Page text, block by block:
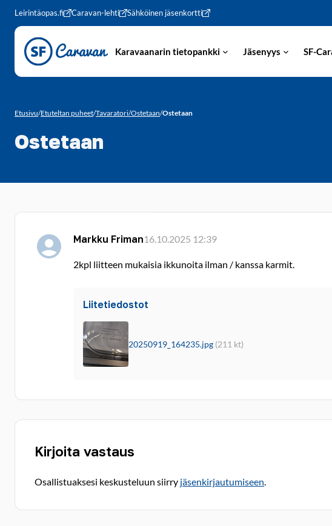
Siirry sivun sisältöön
Leirintäopas.fi Caravan-lehti Sähköinen jäsenkortti
Karavaanarin tietopankki Jäsenyys SF-
Etusivu/Etuteltan puheet/Tavaratori/Ostetaan/Ostetaan
Ostetaan
Markku Friman16.10.2025 12:39
2kpl liitteen mukaisia ikkunoita ilman / kanssa karmit.
Liitetiedostot
20250919_164235.jpg (211 kt)
Kirjoita vastaus
Osallistuaksesi keskusteluun siirry jäsenkirjautumiseen.